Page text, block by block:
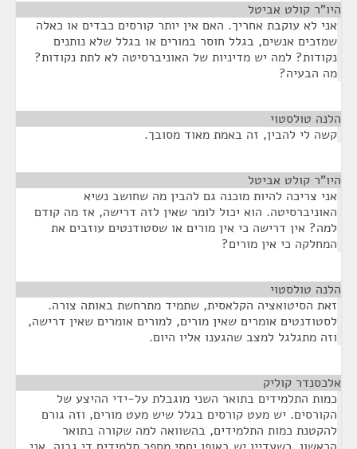
היו"ר קולט אביטל
אני לא עוקבת אחריך. האם אין יותר קורסים כבדים או כאלה
שמזכים אנשים, בגלל חוסר במורים או בגלל שלא נותנים
נקודות? למה יש מדיניות של האוניברסיטה לא לתת נקודות?
מה הבעיה?
הלנה טולסטוי
קשה לי להבין, זה באמת מאוד מסובך.
היו"ר קולט אביטל
אני צריכה להיות מוכנה גם להבין מה שחושב נשיא
האוניברסיטה. הוא יכול לומר שאין לזה דרישה, אז מה קודם
למה? אין דרישה כי אין מורים או שסטודנטים עוזבים את
המחלקה כי אין מורים?
הלנה טולסטוי
זאת הסיטואציה הקלאסית, שתמיד מתרחשת באותה צורה.
לסטודנטים אומרים שאין מורים, למורים אומרים שאין דרישה,
וזה מתגלגל למצב שהגענו אליו היום.
אלכסנדר קוליק
כמות התלמידים בתואר השני מוגבלת על-ידי ההיצע של
הקורסים. יש מעט קורסים בגלל שיש מעט מורים, וזה גורם
להקטנת כמות התלמידים, בהשוואה למה שקורה בתואר